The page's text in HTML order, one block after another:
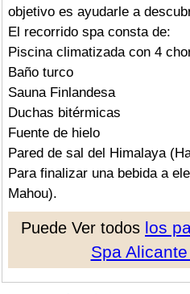
objetivo es ayudarle a
El recorrido spa consta de:
Piscina climatizada con 4
Baño turco
Sauna Finlandesa
Duchas bitérmicas
Fuente de hielo
Pared de sal del Himalaya
Para finalizar una bebida a
Mahou).
Puede Ver todos los
Spa